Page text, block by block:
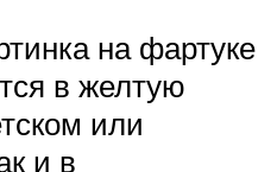
на фартуке
в желтую
или
и в